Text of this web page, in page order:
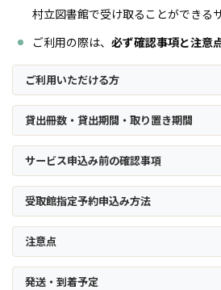
村立図書館で受け取ることができる
ご利用の際は、 必ず確認事項と注意
ご利用いただける方
貸出冊数・貸出期間・取り置き期間
サービス申込み前の確認事項
受取館指定予約申込み方法
注意点
発送・到着予定